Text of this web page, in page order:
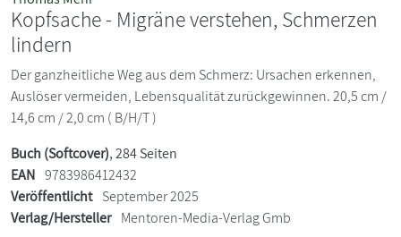
Kopfsache - Migräne verstehen, Schmerzen
lindern
Der ganzheitliche Weg aus dem Schmerz: Ursachen erkennen,
Auslöser vermeiden, Lebensqualität zurückgewinnen. 20,5 cm /
14,6 cm / 2,0 cm ( B/H/T )
Buch (Softcover), 284 Seiten
EAN 9783986412432
Veröffentlicht September 2025
Verlag/Hersteller Mentoren-Media-Verlag Gmb